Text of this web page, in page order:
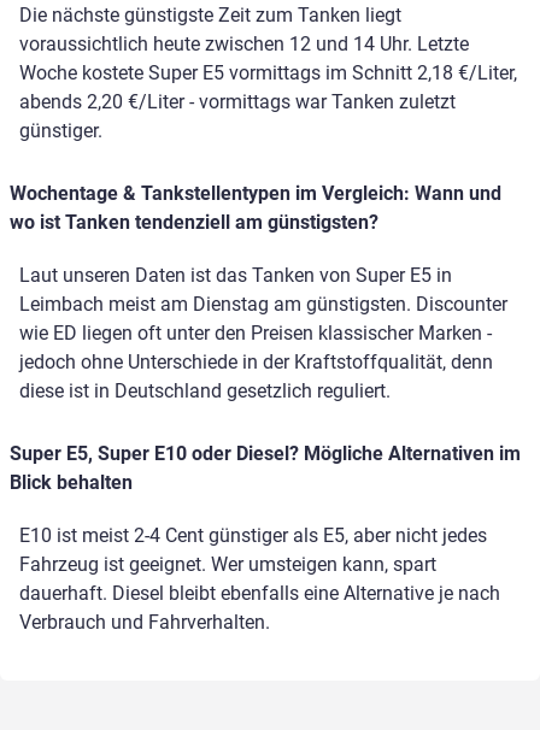
Die nächste günstigste Zeit zum Tanken liegt
voraussichtlich heute zwischen 12 und 14 Uhr. Letzte
Woche kostete Super E5 vormittags im Schnitt 2,18 €/Liter,
abends 2,20 €/Liter - vormittags war Tanken zuletzt
günstiger.
Wochentage & Tankstellentypen im Vergleich: Wann und
wo ist Tanken tendenziell am günstigsten?
Laut unseren Daten ist das Tanken von Super E5 in
Leimbach meist am Dienstag am günstigsten. Discounter
wie ED liegen oft unter den Preisen klassischer Marken -
jedoch ohne Unterschiede in der Kraftstoffqualität, denn
diese ist in Deutschland gesetzlich reguliert.
Super E5, Super E10 oder Diesel? Mögliche Alternativen im
Blick behalten
E10 ist meist 2-4 Cent günstiger als E5, aber nicht jedes
Fahrzeug ist geeignet. Wer umsteigen kann, spart
dauerhaft. Diesel bleibt ebenfalls eine Alternative je nach
Verbrauch und Fahrverhalten.